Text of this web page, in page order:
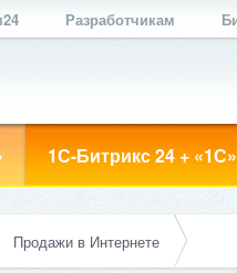
Разработчикам
1С-Битрикс 24 + «1С»
Продажи в Интернете